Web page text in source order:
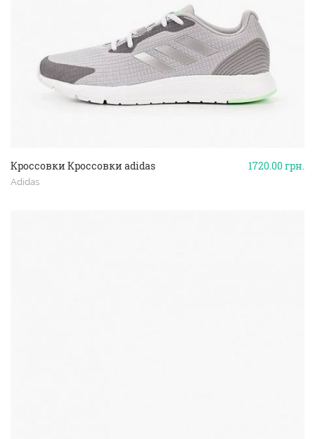
1720.00грн.
Кроссовки Кроссовки adidas
Adidas